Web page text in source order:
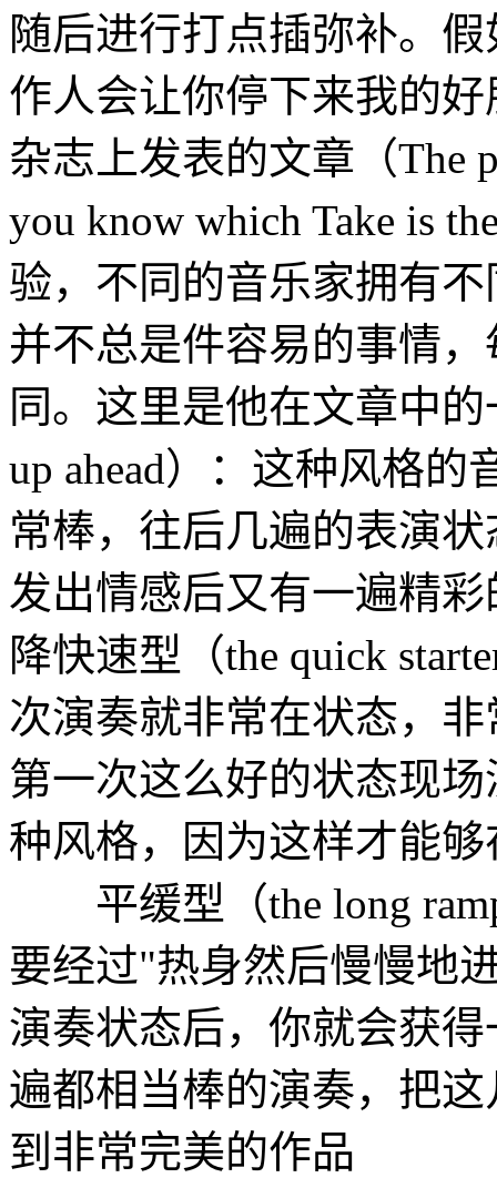
随后进行打点插弥补。
作人会让你停下来我的好
杂志上发表的文章（The
you know which Take is
验，不同的音乐家拥有
并不总是件容易的事情
同。这里是他在文章中
up ahead）：这种风格
常棒，往后几遍的表演
发出情感后又有一遍精
降快速型（the quick
次演奏就非常在状态，
第一次这么好的状态现
种风格，因为这样才能
平缓型（the long
要经过"热身然后慢慢地
演奏状态后，你就会获
遍都相当棒的演奏，把
到非常完美的作品